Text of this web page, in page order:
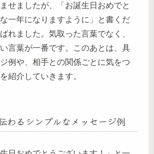
せましたが、「お誕生日おめでと
一年になりますように」と書くだ
れました。気取った言葉でなく、
言葉が一番です。このあとは、具
例や、相手との関係ごとに気をつ
紹介していきます。
わるシンプルなメッセージ例